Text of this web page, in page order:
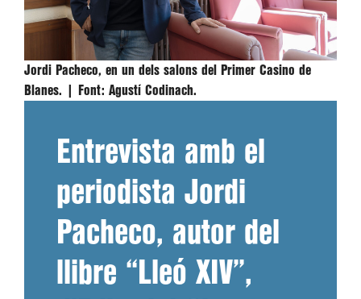
Jordi Pacheco, en un dels salons del Primer Casino de
Blanes. |
Font: Agustí Codinach.
Entrevista amb el
periodista Jordi
Pacheco, autor del
llibre “Lleó XIV”,